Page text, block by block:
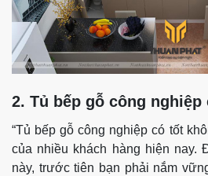
2. Tủ bếp gỗ công
“Tủ bếp gỗ công nghiệp có tốt
của nhiều khách hàng hiện
này, trước tiên bạn phải nắm